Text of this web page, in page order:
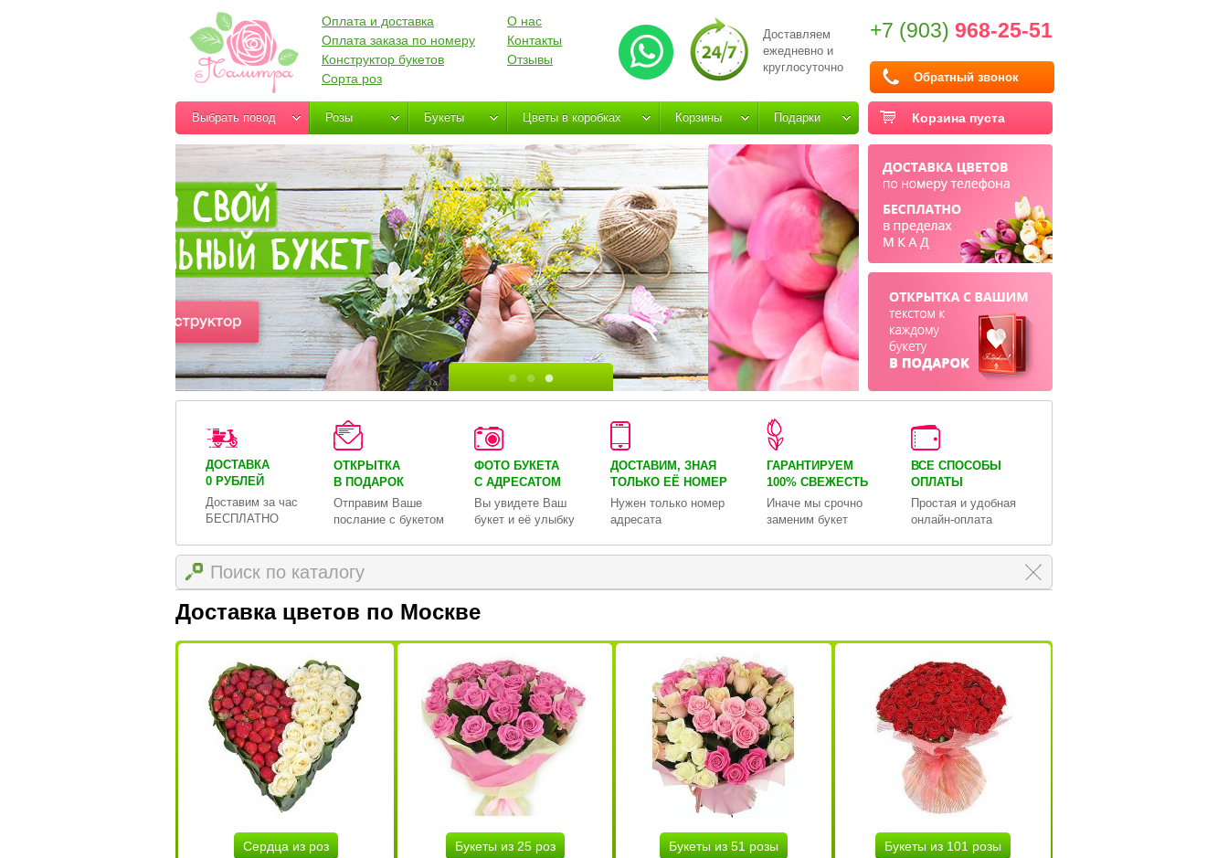
Доставляем
ежедневно и
круглосуточно
+7 (903) 968-25-51
Обратный звонок
Оплата и доставка
Оплата заказа по номеру
Конструктор букетов
Сорта роз
О нас
Контакты
Отзывы
Корзина пуста
Выбрать повод Розы Букеты Цветы в коробках Корзины Подарки
ДОСТАВКА
0 РУБЛЕЙ
Доставим за час
БЕСПЛАТНО
ОТКРЫТКА
В ПОДАРОК
Отправим Ваше
послание с букетом
ФОТО БУКЕТА
С АДРЕСАТОМ
Вы увидете Ваш
букет и её улыбку
ДОСТАВИМ, ЗНАЯ
ТОЛЬКО ЕЁ НОМЕР
Нужен только номер
адресата
ГАРАНТИРУЕМ
100% СВЕЖЕСТЬ
Иначе мы срочно
заменим букет
ВСЕ СПОСОБЫ
ОПЛАТЫ
Простая и удобная
онлайн-оплата
Доставка цветов по Москве
Сердца из роз Букеты из 25 роз Букеты из 51 розы Букеты из 101 розы